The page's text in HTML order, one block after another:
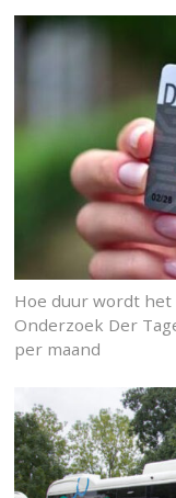
Hoe duur wordt het
Onderzoek Der
per maand